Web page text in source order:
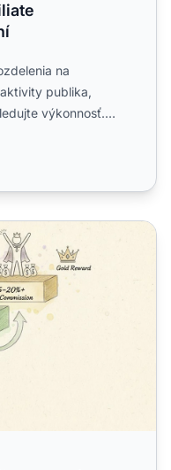
na
publika,
výkonnosť.
odmeny v Post